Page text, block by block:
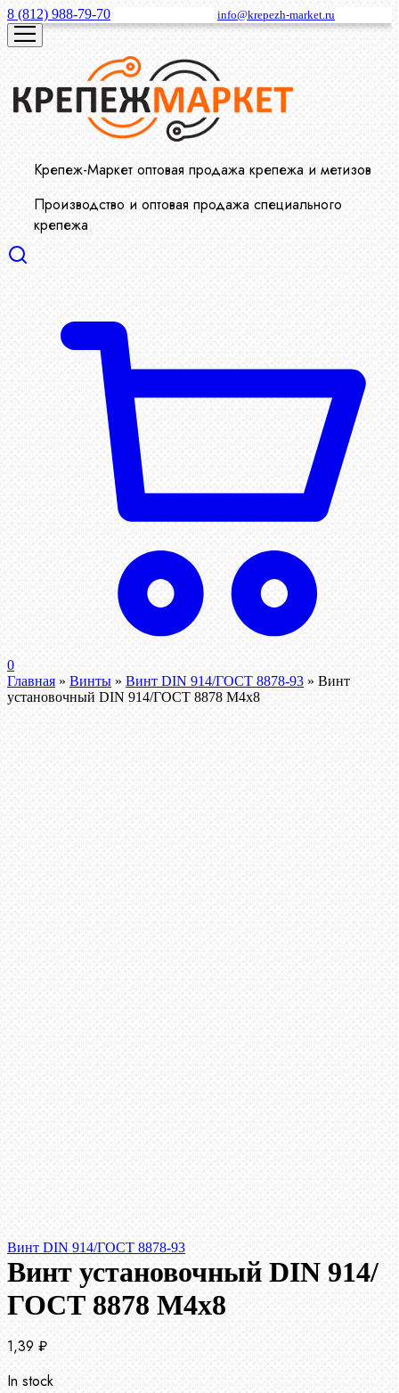
8 (812) 988-79-70 info@krepezh-market.ru
Крепеж-Маркет оптовая продажа крепежа и метизов
Производство и оптовая продажа специального
крепежа
0
Главная » Винты » Винт DIN 914/ГОСТ 8878-93 » Винт
установочный DIN 914/ГОСТ 8878 M4x8
Винт DIN 914/ГОСТ 8878-93
Винт установочный DIN 914/
ГОСТ 8878 M4x8
1,39 ₽
In stock